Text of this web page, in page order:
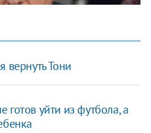
вернуть Тони
уйти из футбола, а